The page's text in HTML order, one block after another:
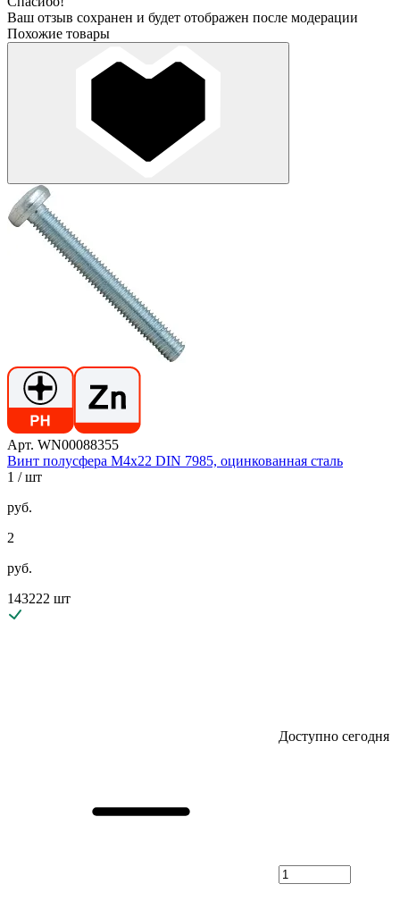
Ваш отзыв сохранен и будет отображен после модерации
Похожие товары
Арт. WN00088355
Винт полусфера М4х22 DIN 7985, оцинкованная сталь
1 / шт
руб.
2
руб.
143222 шт
Доступно сегодня